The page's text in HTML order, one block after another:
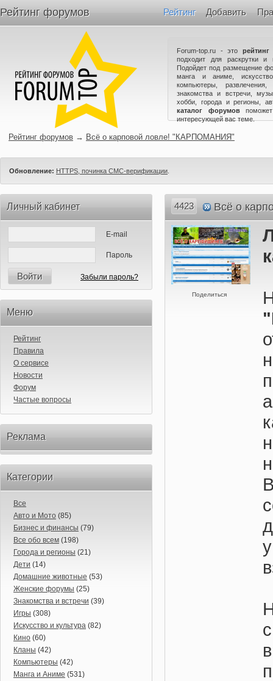
Рейтинг форумов Рейтинг Добавить
Forum-top.ru - это
подходит для раскрутки и
Подойдет под размещение
манга и аниме,
компьютеры,
знакомства и встречи,
хобби, города и регионы,
каталог форумов
интересующей вас теме.
Рейтинг форумов → Всё о карповой ловле! "КАРПОМАНИЯ"
Обновление: HTTPS, починка СМС-верификации
Личный кабинет
E-mail
Пароль
Войти Забыли пароль?
Меню
Рейтинг
Правила
О сервисе
Новости
Форум
Частые вопросы
Реклама
Категории
Все
Авто и Мото (85)
Бизнес и финансы (79)
Все обо всем (198)
Города и регионы (21)
Дети (14)
Домашние животные (53)
Женские форумы (25)
Знакомства и встречи (39)
Игры (308)
Искусство и культура (82)
Кино (60)
Кланы (42)
Компьютеры (42)
Манга и Аниме (531)
4423 Всё о
Поделиться